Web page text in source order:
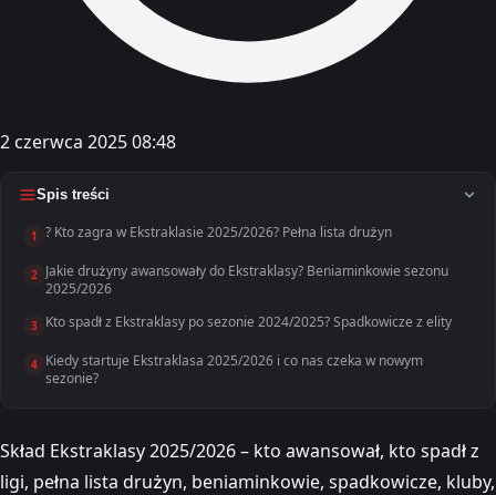
2 czerwca 2025 08:48
Spis treści
1 ? Kto zagra w Ekstraklasie 2025/2026? Pełna lista drużyn
2 Jakie drużyny awansowały do Ekstraklasy? Beniaminkowie sezonu
2025/2026
3 Kto spadł z Ekstraklasy po sezonie 2024/2025? Spadkowicze z elity
4 Kiedy startuje Ekstraklasa 2025/2026 i co nas czeka w nowym
sezonie?
Skład Ekstraklasy 2025/2026 – kto awansował, kto spadł z
ligi, pełna lista drużyn, beniaminkowie, spadkowicze, kluby,